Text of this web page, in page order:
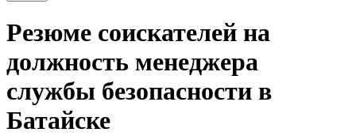
Резюме соискателей на
должность менеджера
службы безопасности в
Батайске